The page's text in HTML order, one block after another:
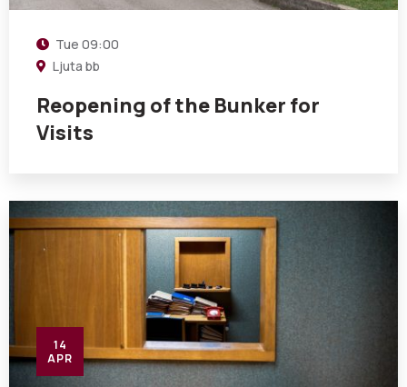
Tue 09:00
Ljuta bb
Reopening of the Bunker for
Visits
14
APR